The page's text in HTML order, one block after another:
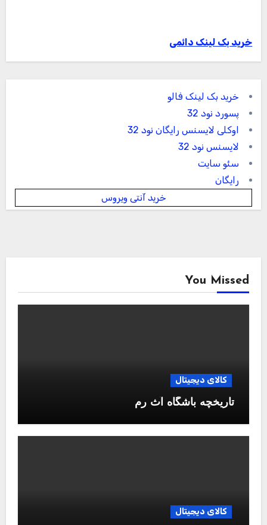
خرید بک لینک دائمی
خرید بک لینک فالو
پسورد نود 32
اوکلی لایسنس رایگان نود 32
لایسنس نود 32
سئو سایت
رایگان
خرید آنتی ویروس
You Missed
کالای دیجیتال
تاریخچه باشگاه آث رم
کالای دیجیتال